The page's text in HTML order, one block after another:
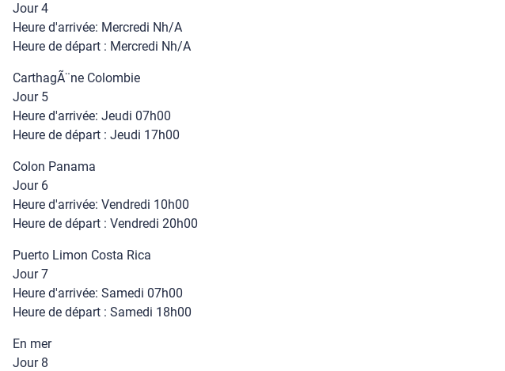
Jour 4
Heure d'arrivée: Mercredi Nh/A
Heure de départ : Mercredi Nh/A
CarthagÃ¨ne Colombie
Jour 5
Heure d'arrivée: Jeudi 07h00
Heure de départ : Jeudi 17h00
Colon Panama
Jour 6
Heure d'arrivée: Vendredi 10h00
Heure de départ : Vendredi 20h00
Puerto Limon Costa Rica
Jour 7
Heure d'arrivée: Samedi 07h00
Heure de départ : Samedi 18h00
En mer
Jour 8